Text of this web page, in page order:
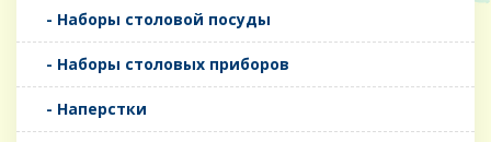
- Наборы столовой посуды
- Наборы столовых приборов
- Наперстки